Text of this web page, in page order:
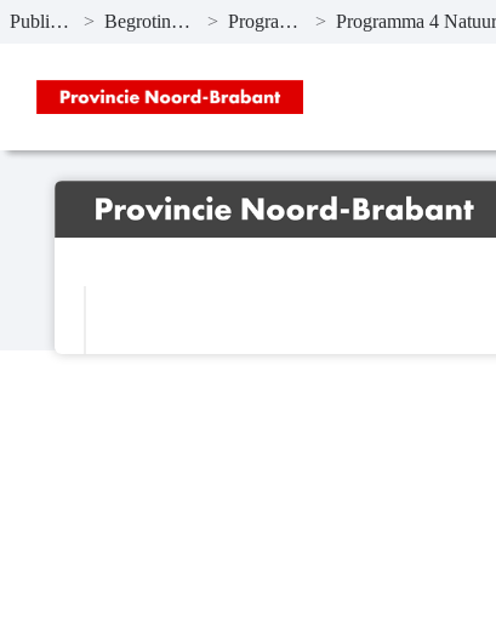
Naar hoofdinhoud
Publicaties > Begroting 2025 > Programma’s >